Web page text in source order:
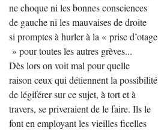
ne choque ni les bonnes consciences
de gauche ni les mauvaises de droite
si promptes à hurler à la « prise d’otage
» pour toutes les autres grèves...
Dès lors on voit mal pour quelle
raison ceux qui détiennent la possibilité
de légiférer sur ce sujet, à tort et à
travers, se priveraient de le faire. Ils le
font en employant les vieilles ficelles